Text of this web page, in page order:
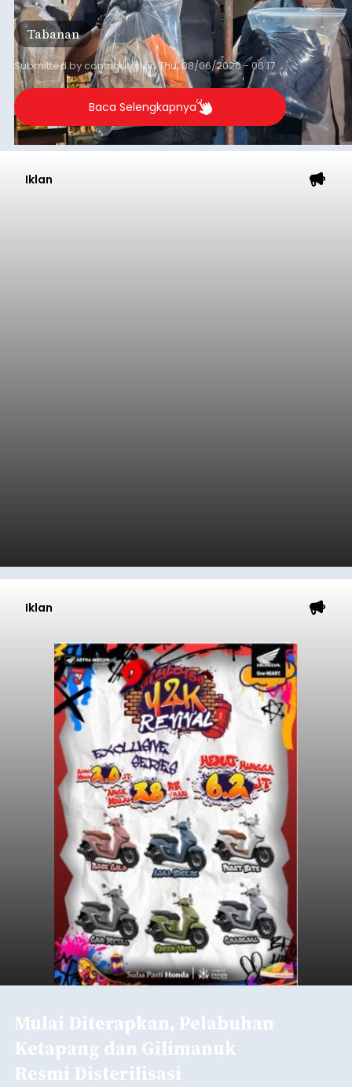
Tabanan
Submitted bycontributoronThu, 08/06/2026 - 06:17
Baca Selengkapnya
Iklan
Iklan
Mulai Diterapkan, Pelabuhan
Ketapang dan Gilimanuk
Resmi Disterilisasi